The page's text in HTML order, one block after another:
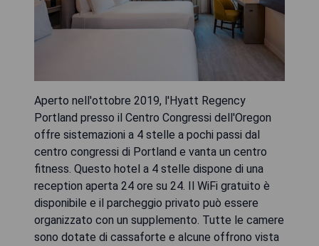
Aperto nell'ottobre 2019, l'Hyatt Regency
Portland presso il Centro Congressi dell'Oregon
offre sistemazioni a 4 stelle a pochi passi dal
centro congressi di Portland e vanta un centro
fitness. Questo hotel a 4 stelle dispone di una
reception aperta 24 ore su 24. Il WiFi gratuito è
disponibile e il parcheggio privato può essere
organizzato con un supplemento. Tutte le camere
sono dotate di cassaforte e alcune offrono vista